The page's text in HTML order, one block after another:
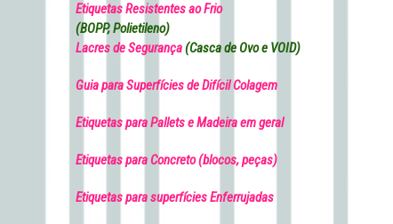
Etiquetas Resistentes ao Frio
(BOPP, Polietileno)
Lacres de Segurança(Casca de Ovo e VOID)
Guia para Superfícies de Difícil Colagem
Etiquetas para Pallets e Madeira em geral
Etiquetas para Concreto (blocos, peças)
Etiquetas para superfícies Enferrujadas